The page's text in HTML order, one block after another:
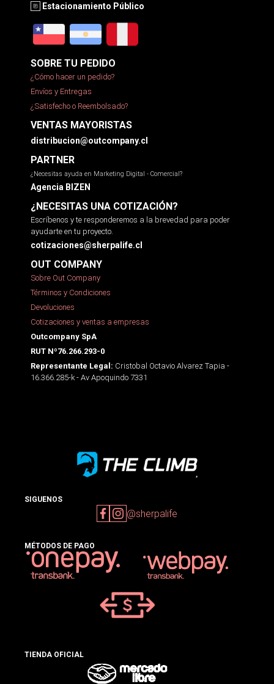
Estacionamiento Público
SOBRE TU PEDIDO
¿Cómo hacer un pedido?
Envíos y Entregas
¿Satisfecho o Reembolsado?
VENTAS MAYORISTAS
distribucion@outcompany.cl
PARTNER
¿Necesitas ayuda en Marketing Digital - Comercial?
Agencia BIZEN
¿NECESITAS UNA COTIZACIÓN?
Escríbenos y te responderemos a la brevedad para poder
ayudarte en tu proyecto.
cotizaciones@sherpalife.cl
OUT COMPANY
Sobre Out Company
Términos y Condiciones
Devoluciones
Cotizaciones y ventas a empresas
Outcompany SpA
RUT Nº76.266.293-0
Representante Legal: Cristobal Octavio Alvarez Tapia -
16.366.285-k - Av Apoquindo 7331
SIGUENOS
@sherpalife
MÉTODOS DE PAGO
TIENDA OFICIAL